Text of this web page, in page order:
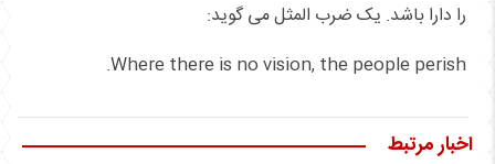
را دارا باشد. یک ضرب المثل می گوید:
Where there is no vision, the people perish.
اخبار مرتبط